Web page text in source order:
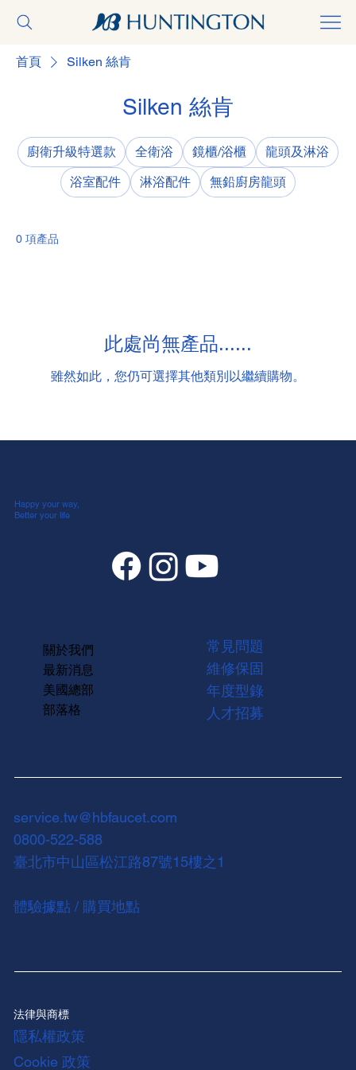
首頁 Silken 絲肯
Silken 絲肯
廚衛升級特選款 全衛浴 鏡櫃/浴櫃
龍頭及淋浴
浴室配件
淋浴配件 無鉛廚房龍頭
0 項產品
此處尚無產品......
雖然如此，您仍可選擇其他類別以繼續購物。
service.tw@hbfaucet.com
0800-522-588
臺北市中山區松江路87號15樓之1
體驗據點 / 購買地點
Happy your way,
Better your life
關於我們
最新消息
美國總部
部落格
常見問題
維修保固
年度型錄
人才招募
法律與商標
隱私權政策
Cookie 政策